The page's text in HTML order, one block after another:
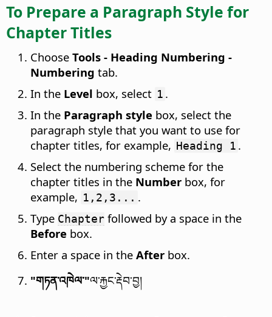
To Prepare a Paragraph Style for
Chapter Titles
Choose Tools - Heading Numbering -
Numbering tab.
In the Level box, select 1 .
In the Paragraph style box, select the
paragraph style that you want to use for
chapter titles, for example, Heading 1 .
Select the numbering scheme for the
chapter titles in the Number box, for
example, 1,2,3... .
Type Chapter followed by a space in the
Before box.
Enter a space in the After box.
"གཏན་འཁེལ་"ལ་རྐྱང་རྡེབ་བྱ།